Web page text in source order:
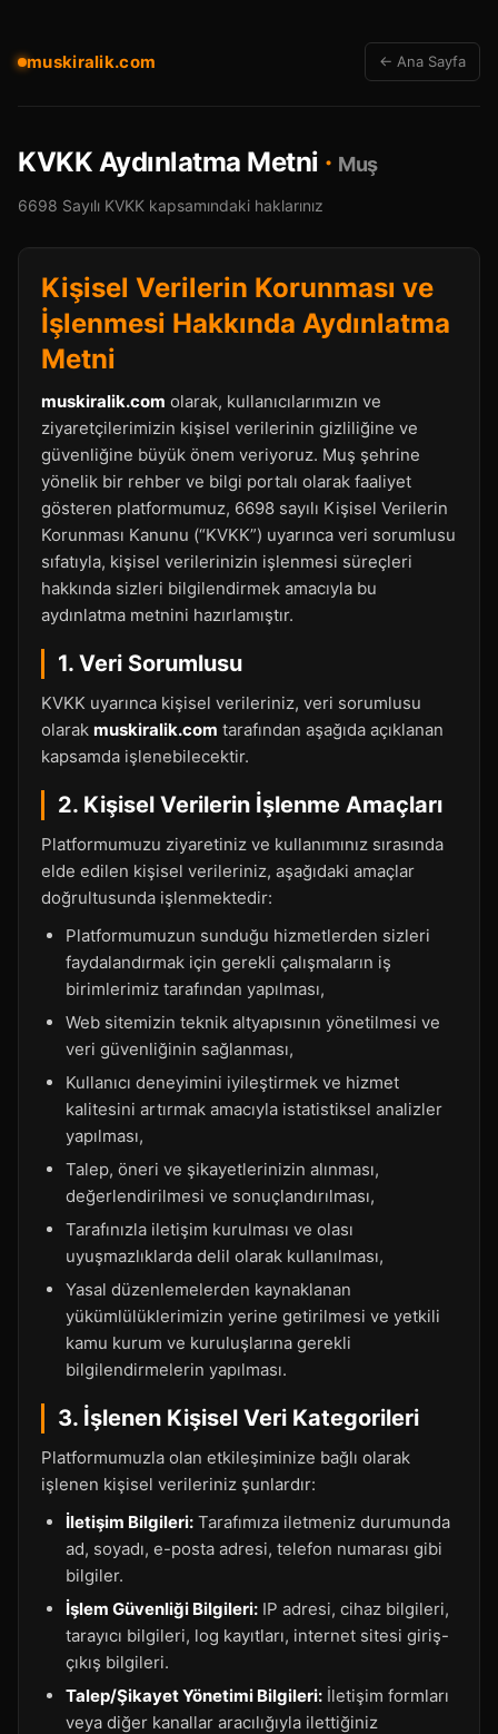
muskiralik.com ← Ana Sayfa
KVKK Aydınlatma Metni · Muş
6698 Sayılı KVKK kapsamındaki haklarınız
Kişisel Verilerin Korunması ve
İşlenmesi Hakkında Aydınlatma
Metni
muskiralik.com olarak, kullanıcılarımızın ve
ziyaretçilerimizin kişisel verilerinin gizliliğine ve
güvenliğine büyük önem veriyoruz. Muş şehrine
yönelik bir rehber ve bilgi portalı olarak faaliyet
gösteren platformumuz, 6698 sayılı Kişisel Verilerin
Korunması Kanunu (“KVKK”) uyarınca veri sorumlusu
sıfatıyla, kişisel verilerinizin işlenmesi süreçleri
hakkında sizleri bilgilendirmek amacıyla bu
aydınlatma metnini hazırlamıştır.
1. Veri Sorumlusu
KVKK uyarınca kişisel verileriniz, veri sorumlusu
olarak muskiralik.com tarafından aşağıda açıklanan
kapsamda işlenebilecektir.
2. Kişisel Verilerin İşlenme Amaçları
Platformumuzu ziyaretiniz ve kullanımınız sırasında
elde edilen kişisel verileriniz, aşağıdaki amaçlar
doğrultusunda işlenmektedir:
Platformumuzun sunduğu hizmetlerden sizleri
faydalandırmak için gerekli çalışmaların iş
birimlerimiz tarafından yapılması,
Web sitemizin teknik altyapısının yönetilmesi ve
veri güvenliğinin sağlanması,
Kullanıcı deneyimini iyileştirmek ve hizmet
kalitesini artırmak amacıyla istatistiksel analizler
yapılması,
Talep, öneri ve şikayetlerinizin alınması,
değerlendirilmesi ve sonuçlandırılması,
Tarafınızla iletişim kurulması ve olası
uyuşmazlıklarda delil olarak kullanılması,
Yasal düzenlemelerden kaynaklanan
yükümlülüklerimizin yerine getirilmesi ve yetkili
kamu kurum ve kuruluşlarına gerekli
bilgilendirmelerin yapılması.
3. İşlenen Kişisel Veri Kategorileri
Platformumuzla olan etkileşiminize bağlı olarak
işlenen kişisel verileriniz şunlardır:
İletişim Bilgileri: Tarafımıza iletmeniz durumunda
ad, soyadı, e-posta adresi, telefon numarası gibi
bilgiler.
İşlem Güvenliği Bilgileri: IP adresi, cihaz bilgileri,
tarayıcı bilgileri, log kayıtları, internet sitesi giriş-
çıkış bilgileri.
Talep/Şikayet Yönetimi Bilgileri: İletişim formları
veya diğer kanallar aracılığıyla ilettiğiniz